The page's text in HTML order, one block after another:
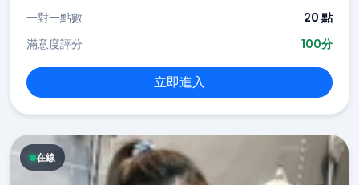
一對一點數
20 點
滿意度評分
100分
立即進入
在線